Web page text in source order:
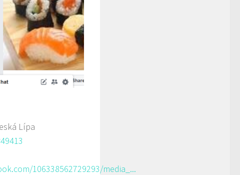
Lípa
106338562729293/media_...